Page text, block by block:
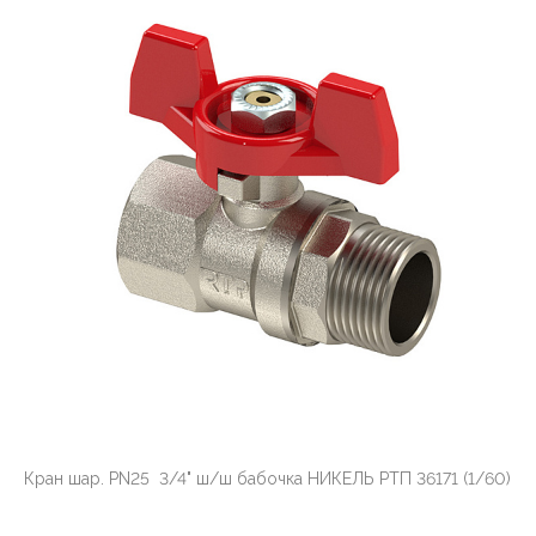
Кран шар. PN25 3/4" ш/ш бабочка НИКЕЛЬ РТП 36171 (1/60)